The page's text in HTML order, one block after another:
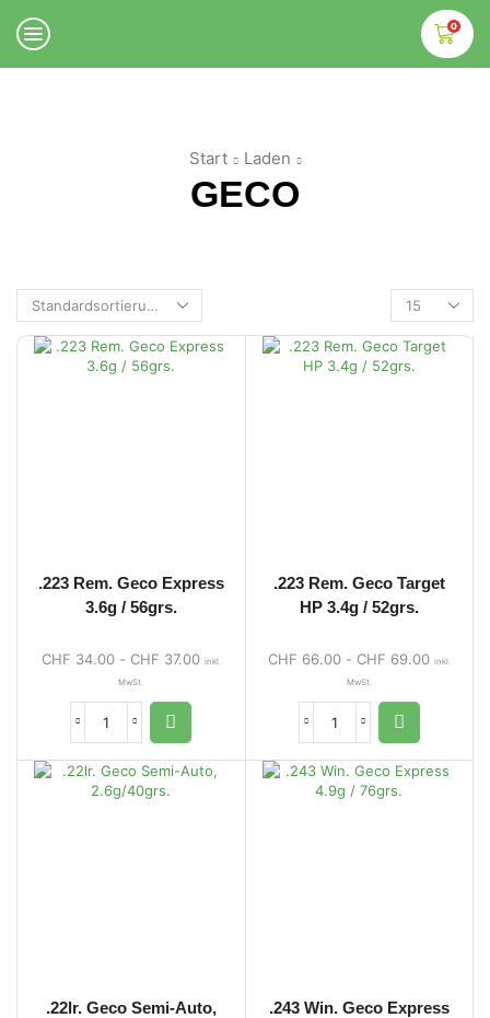
0
Start Laden
GECO
.223 Rem. Geco Express
3.6g / 56grs.
CHF 34.00- CHF 37.00 inkl.
MwSt.
.223 Rem. Geco Target
HP 3.4g / 52grs.
CHF 66.00- CHF 69.00 inkl.
MwSt.
.22lr. Geco Semi-Auto,
.243 Win. Geco Express